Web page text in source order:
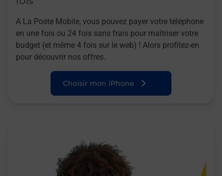
A La Poste Mobile, vous pouvez payer votre téléphone
en une fois ou 24 fois sans frais pour maîtriser votre
budget (et même 4 fois sur le web) ! Alors profitez-en
pour découvrir nos offres.
Choisir mon iPhone